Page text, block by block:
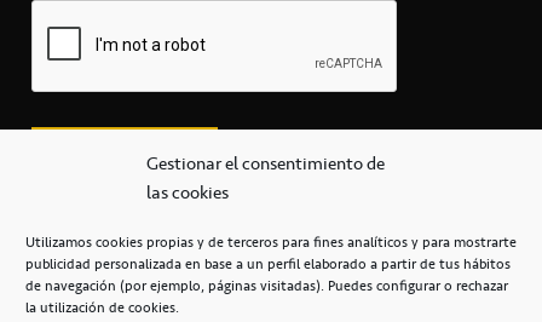
Gestionar el consentimiento de
las cookies
Utilizamos cookies propias y de terceros para fines analíticos y para mostrarte
publicidad personalizada en base a un perfil elaborado a partir de tus hábitos
de navegación (por ejemplo, páginas visitadas). Puedes configurar o rechazar
la utilización de cookies.
secretaria@cbcanarias.es
+34 922 253 684